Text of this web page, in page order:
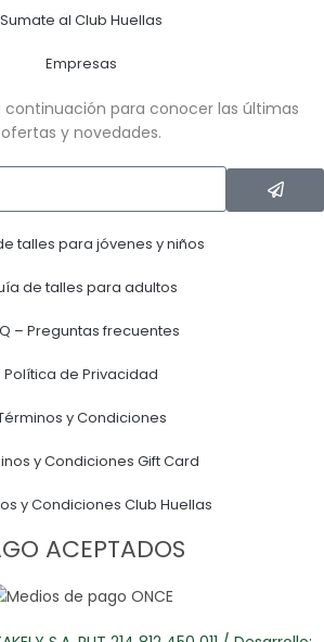
Sumate al Club Huellas
Empresas
continuación para conocer las últimas
ofertas y novedades.
talles para jóvenes y niños
de talles para adultos
– Preguntas frecuentes
Política de Privacidad
y Condiciones
y Condiciones Gift Card
y Condiciones Club Huellas
ACEPTADOS